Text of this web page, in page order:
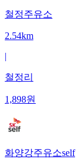
철정주유소
2.54km
|
철정리
1,898원
화양강주유소self